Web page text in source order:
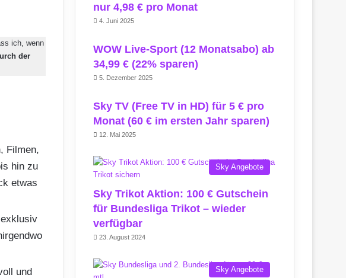
ich, wenn
der
Filmen,
hin zu
etwas
und
nur 4,98 € pro Monat
4. Juni 2025
WOW Live-Sport (12 Monatsabo) ab
34,99 € (22% sparen)
5. Dezember 2025
Sky TV (Free TV in HD) für 5 € pro
Monat (60 € im ersten Jahr sparen)
12. Mai 2025
Sky Angebote
Sky Trikot Aktion: 100 € Gutschein
für Bundesliga Trikot – wieder
verfügbar
23. August 2024
Sky Angebote